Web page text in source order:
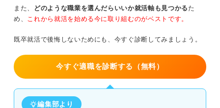
決まった
仕事がつらい状況は必ず好転させられる！ 自分を
また、 どのような職業を選んだらいいか就活軸も見つかる た
め、 これから就活を始める今に取り組むのがベストです。
既卒就活で後悔しないためにも、今すぐ診断してみましょう。
今すぐ適職を診断する（無料）
編集部より
自己分析をしてみよう
10の対処法
①自分が担当する仕事の目的や意義を改めて理解する
②自己肯定感を高める考え方に切り替える